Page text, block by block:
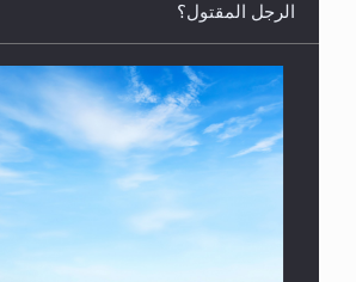
الرجل المقتول؟